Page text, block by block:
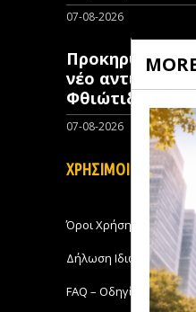
07-08-2026
Προκηρύχθηκε
νέo
Φθιώτιδα
07-08-2026
ΧΡΗΣΙΜΟΙ
Όροι Χρήσης
Δήλωση Ιδιωτικότητας
FAQ – Οδηγίες Χρήσης